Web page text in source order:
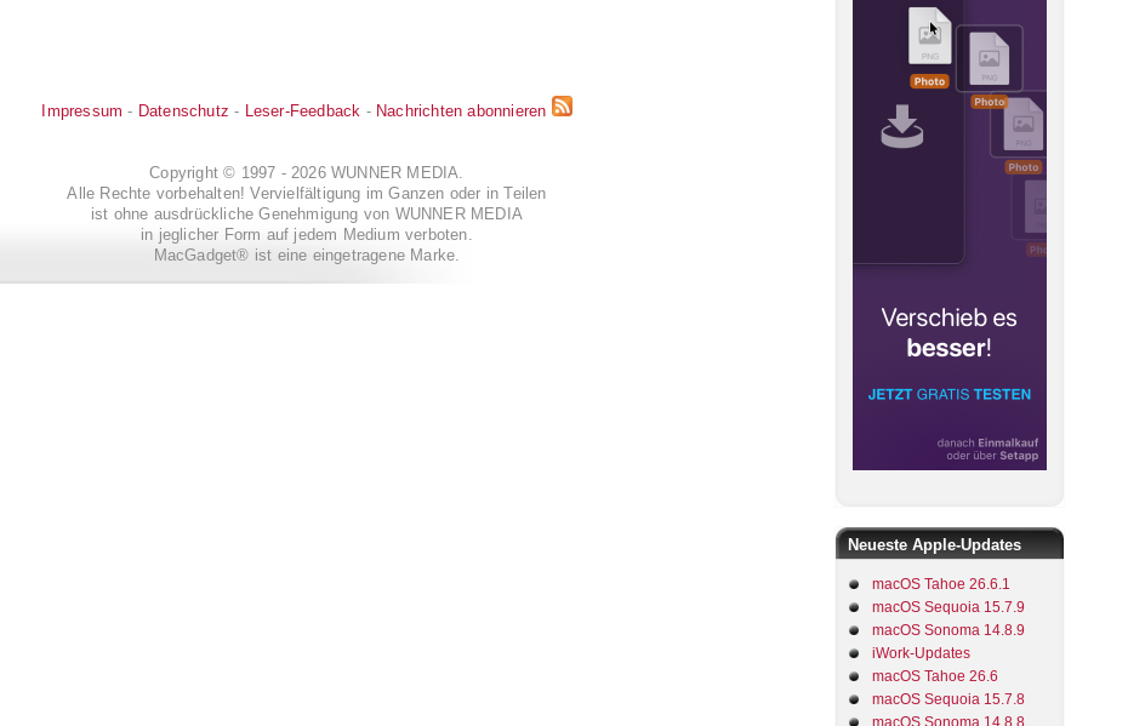
Impressum - Datenschutz - Leser-Feedback - Nachrichten abonnieren
Copyright © 1997 - 2026 WUNNER MEDIA.
Alle Rechte vorbehalten! Vervielfältigung im Ganzen oder in Teilen
ist ohne ausdrückliche Genehmigung von WUNNER MEDIA
in jeglicher Form auf jedem Medium verboten.
MacGadget® ist eine eingetragene Marke.
Neueste Apple-Updates
macOS Tahoe 26.6.1
macOS Sequoia 15.7.9
macOS Sonoma 14.8.9
iWork-Updates
macOS Tahoe 26.6
macOS Sequoia 15.7.8